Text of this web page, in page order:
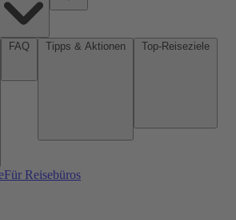
Für Reisebüros